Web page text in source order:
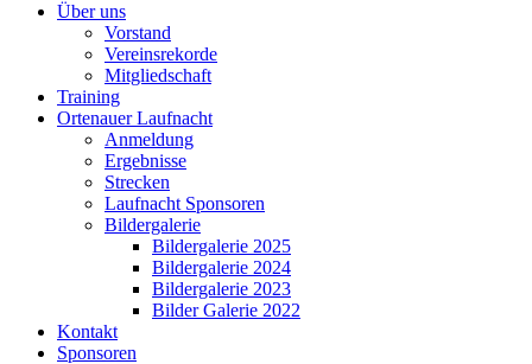
Über uns
Vorstand
Vereinsrekorde
Mitgliedschaft
Training
Ortenauer Laufnacht
Anmeldung
Ergebnisse
Strecken
Laufnacht Sponsoren
Bildergalerie
Bildergalerie 2025
Bildergalerie 2024
Bildergalerie 2023
Bilder Galerie 2022
Kontakt
Sponsoren